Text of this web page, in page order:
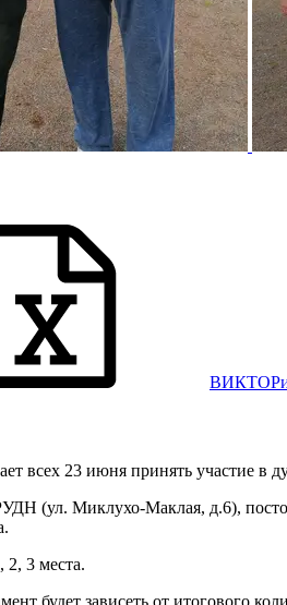
всех 23 июня принять участие в
(ул. Миклухо-Маклая, д.6),
3 места.
будет зависеть от итогового